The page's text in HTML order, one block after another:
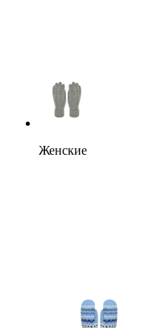
Женские